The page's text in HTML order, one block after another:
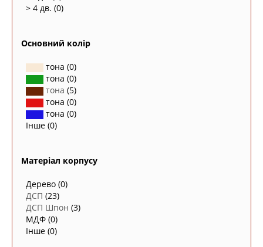
> 4 дв. (0)
Основний колір
тона (0)
тона (0)
тона (5)
тона (0)
тона (0)
Інше (0)
Матеріал корпусу
Дерево (0)
ДСП (23)
ДСП Шпон (3)
МДФ (0)
Інше (0)